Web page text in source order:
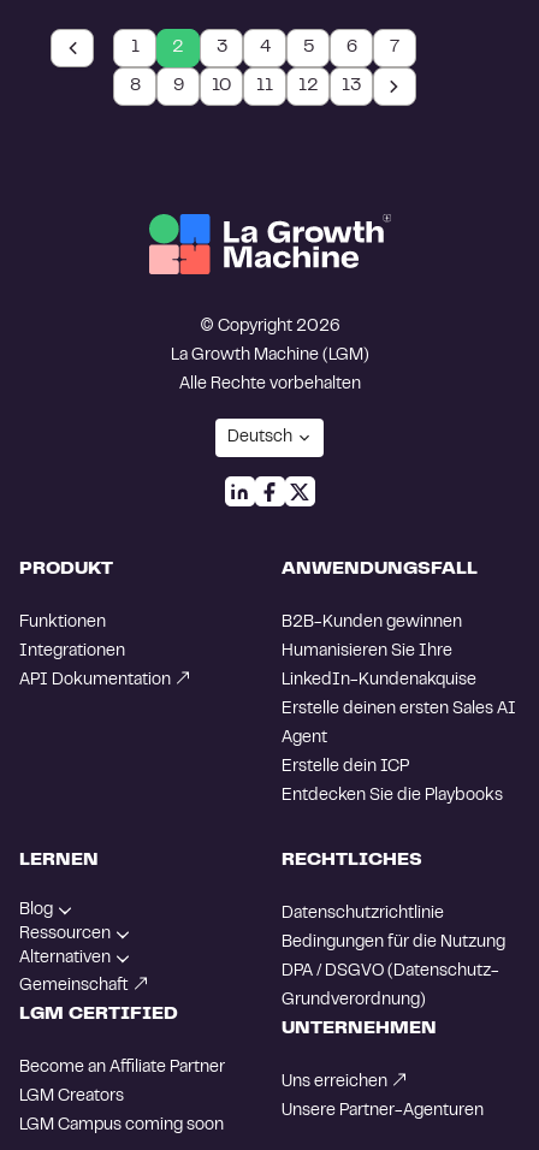
1 2 3 4 5 6 7
8 9 10 11 12 13
© Copyright 2026
La Growth Machine (LGM)
Alle Rechte vorbehalten
PRODUKT
Funktionen
Integrationen
API Dokumentation
ANWENDUNGSFALL
B2B-Kunden gewinnen
Humanisieren Sie Ihre
LinkedIn-Kundenakquise
Erstelle deinen ersten Sales AI
Agent
Erstelle dein ICP
Entdecken Sie die Playbooks
LERNEN
Blog
Ressourcen
Alternativen
Gemeinschaft
LGM CERTIFIED
Become an Affiliate Partner
LGM Creators
LGM Campus coming soon
RECHTLICHES
Datenschutzrichtlinie
Bedingungen für die Nutzung
DPA / DSGVO (Datenschutz-
Grundverordnung)
UNTERNEHMEN
Uns erreichen
Unsere Partner-Agenturen